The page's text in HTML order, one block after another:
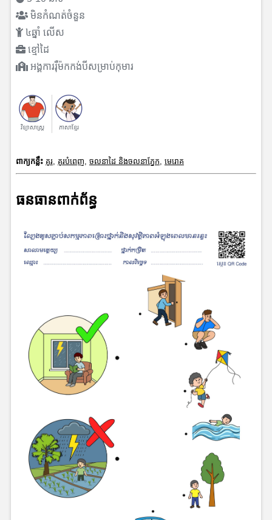
មិនកំណត់ចំនួន
៤ឆ្នាំ លើស
ខ្មៅដៃ
អង្គការរុឺម៉កកង់បីសម្រាប់កុមារ
វិទ្យាសាស្រ្ត ភាសាខ្មែរ
ពាក្យកន្លឹះ គូរ, គូរបំពេញ, ចលនាដៃ និងចលនាភ្នែក, មេរោគ
ធនធានពាក់ព័ន្ធ